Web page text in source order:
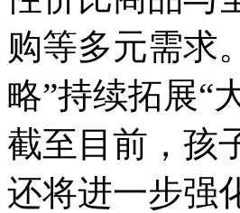
购等多元需求
略”持续拓展“
截至目前，孩
还将进一步强